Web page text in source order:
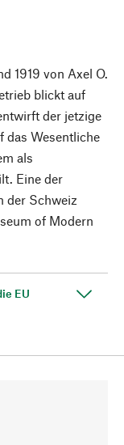
1919 von Axel O.
blickt auf
der jetzige
das Wesentliche
als
Eine der
der Schweiz
of Modern
EU